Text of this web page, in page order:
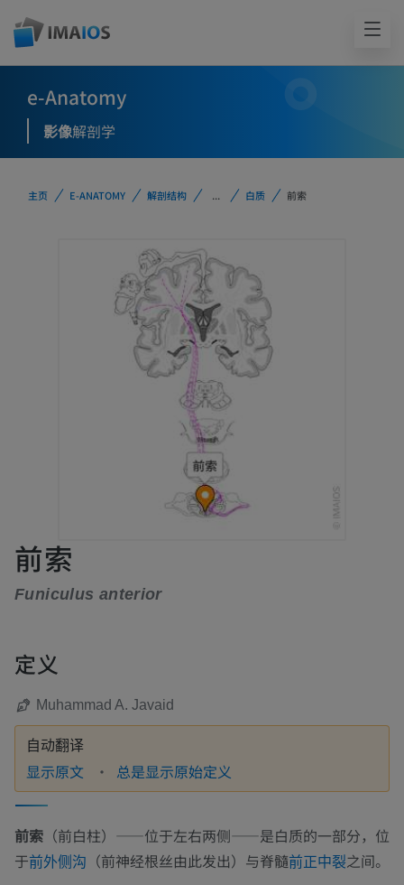
e-Anatomy
影像解剖学
主页 E-ANATOMY 解剖结构 ... 白质 前索
前索
Funiculus anterior
定义
Muhammad A. Javaid
自动翻译
显示原文 总是显示原始定义
前索 （前白柱）——位于左右两侧——是白质的一部分，位
于前外侧沟 （前神经根丝由此发出）与脊髓前正中裂之间。